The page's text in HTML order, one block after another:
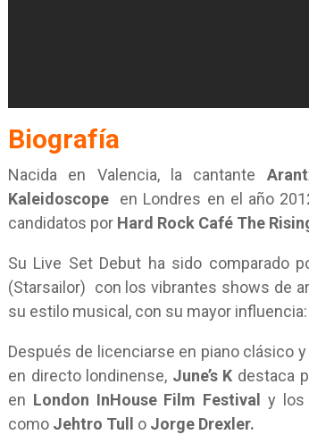
Biografía
Nacida en Valencia, la cantante
Kaleidoscope
en Londres en el año
candidatos por Hard Rock Café The
Su Live Set Debut ha sido comparado
(Starsailor) con los vibrantes shows de
su estilo musical, con su mayor influencia:
Después de licenciarse en piano clásico
en directo londinense, June’s K destaca
en London InHouse Film Festival y los
como Jehtro Tull o Jorge Drexler.